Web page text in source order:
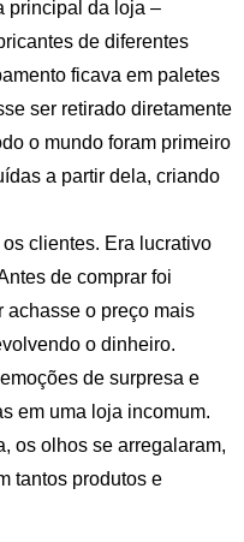
principal da loja –
de diferentes
ficava em paletes
ser retirado diretamente
o mundo foram primeiro
a partir dela, criando
clientes. Era lucrativo
de comprar foi
achasse o preço mais
o dinheiro.
de surpresa e
em uma loja incomum.
os olhos se arregalaram,
tantos produtos e